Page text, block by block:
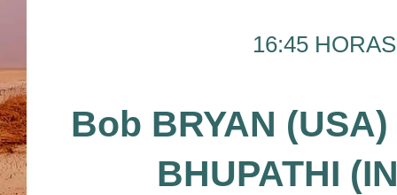
16:45
Bob BRYAN
BHUPATHI